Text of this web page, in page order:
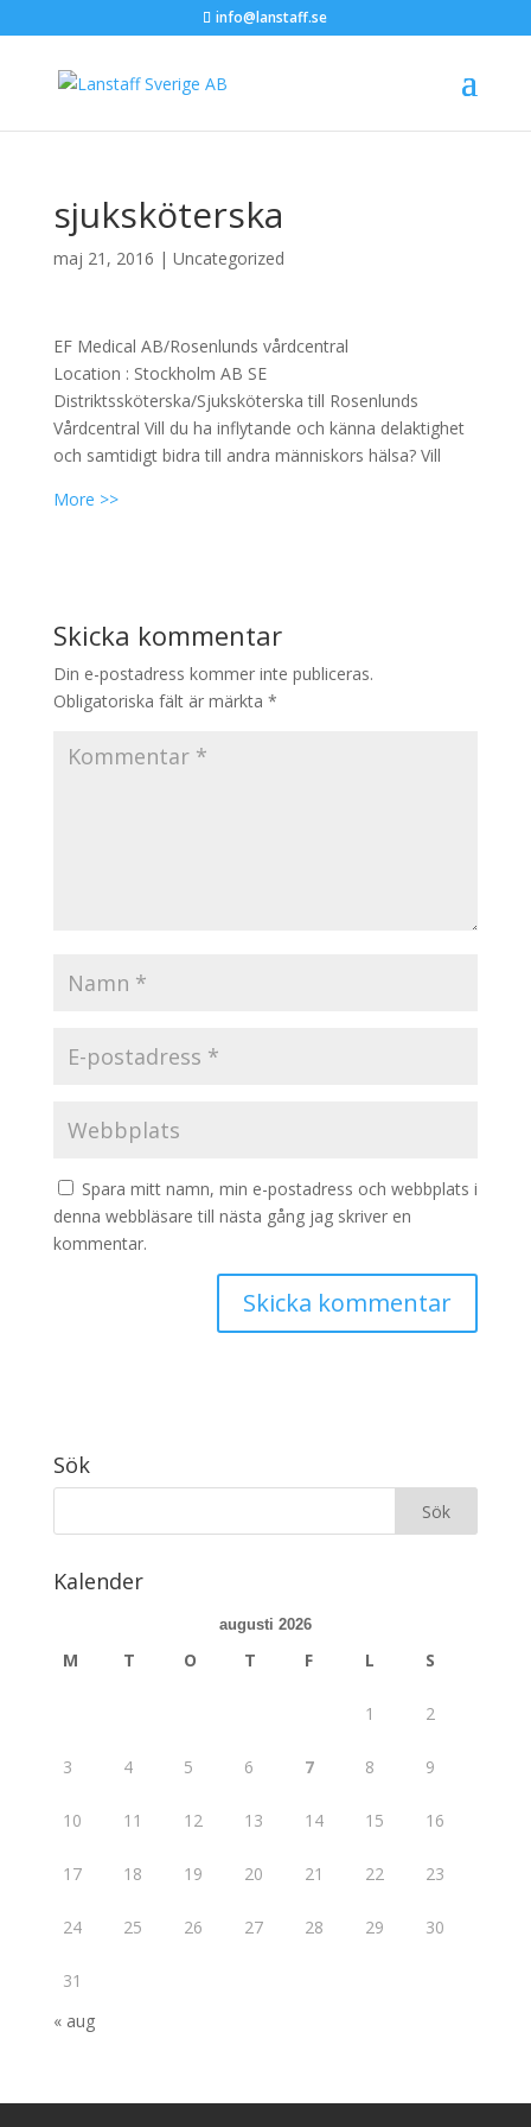
info@lanstaff.se
sjuksköterska
maj 21, 2016 | Uncategorized
EF Medical AB/Rosenlunds vårdcentral
Location : Stockholm AB SE
Distriktssköterska/Sjuksköterska till Rosenlunds
Vårdcentral Vill du ha inflytande och känna delaktighet
och samtidigt bidra till andra människors hälsa? Vill
More >>
Skicka kommentar
Din e-postadress kommer inte publiceras.
Obligatoriska fält är märkta *
Spara mitt namn, min e-postadress och webbplats i
denna webbläsare till nästa gång jag skriver en
kommentar.
Sök
Kalender
augusti 2026
M T O T F L S
1 2
3 4 5 6 7 8 9
10 11 12 13 14 15 16
17 18 19 20 21 22 23
24 25 26 27 28 29 30
31
« aug